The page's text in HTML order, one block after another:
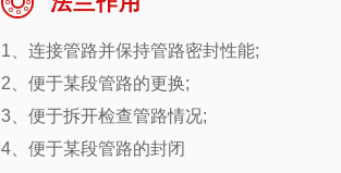
1、连接管路并保持管路密封性能;
2、便于某段管路的更换;
3、便于拆开检查管路情况;
4、便于某段管路的封闭